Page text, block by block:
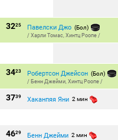
3225 Павелски Джо (Бол)
/ Харли Томас, Хинтц Роопе /
3423 Робертсон Джейсон (Бол)
/ Бенн Джейми, Хинтц Роопе /
3739 Хаканпяя Яни 2 мин
4629 Бенн Джейми 2 мин